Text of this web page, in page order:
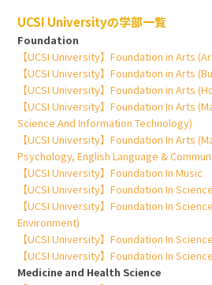
UCSI Universityの学部一覧
Foundation
【UCSI University】Foundation in Arts
【UCSI University】Foundation in Arts
【UCSI University】Foundation in Arts
【UCSI University】Foundation In Arts
Science And Information Technology)
【UCSI University】Foundation In Arts
Psychology, English Language &
【UCSI University】Foundation In Music
【UCSI University】Foundation In
【UCSI University】Foundation In
Environment)
【UCSI University】Foundation In
【UCSI University】Foundation In
Medicine and Health Science